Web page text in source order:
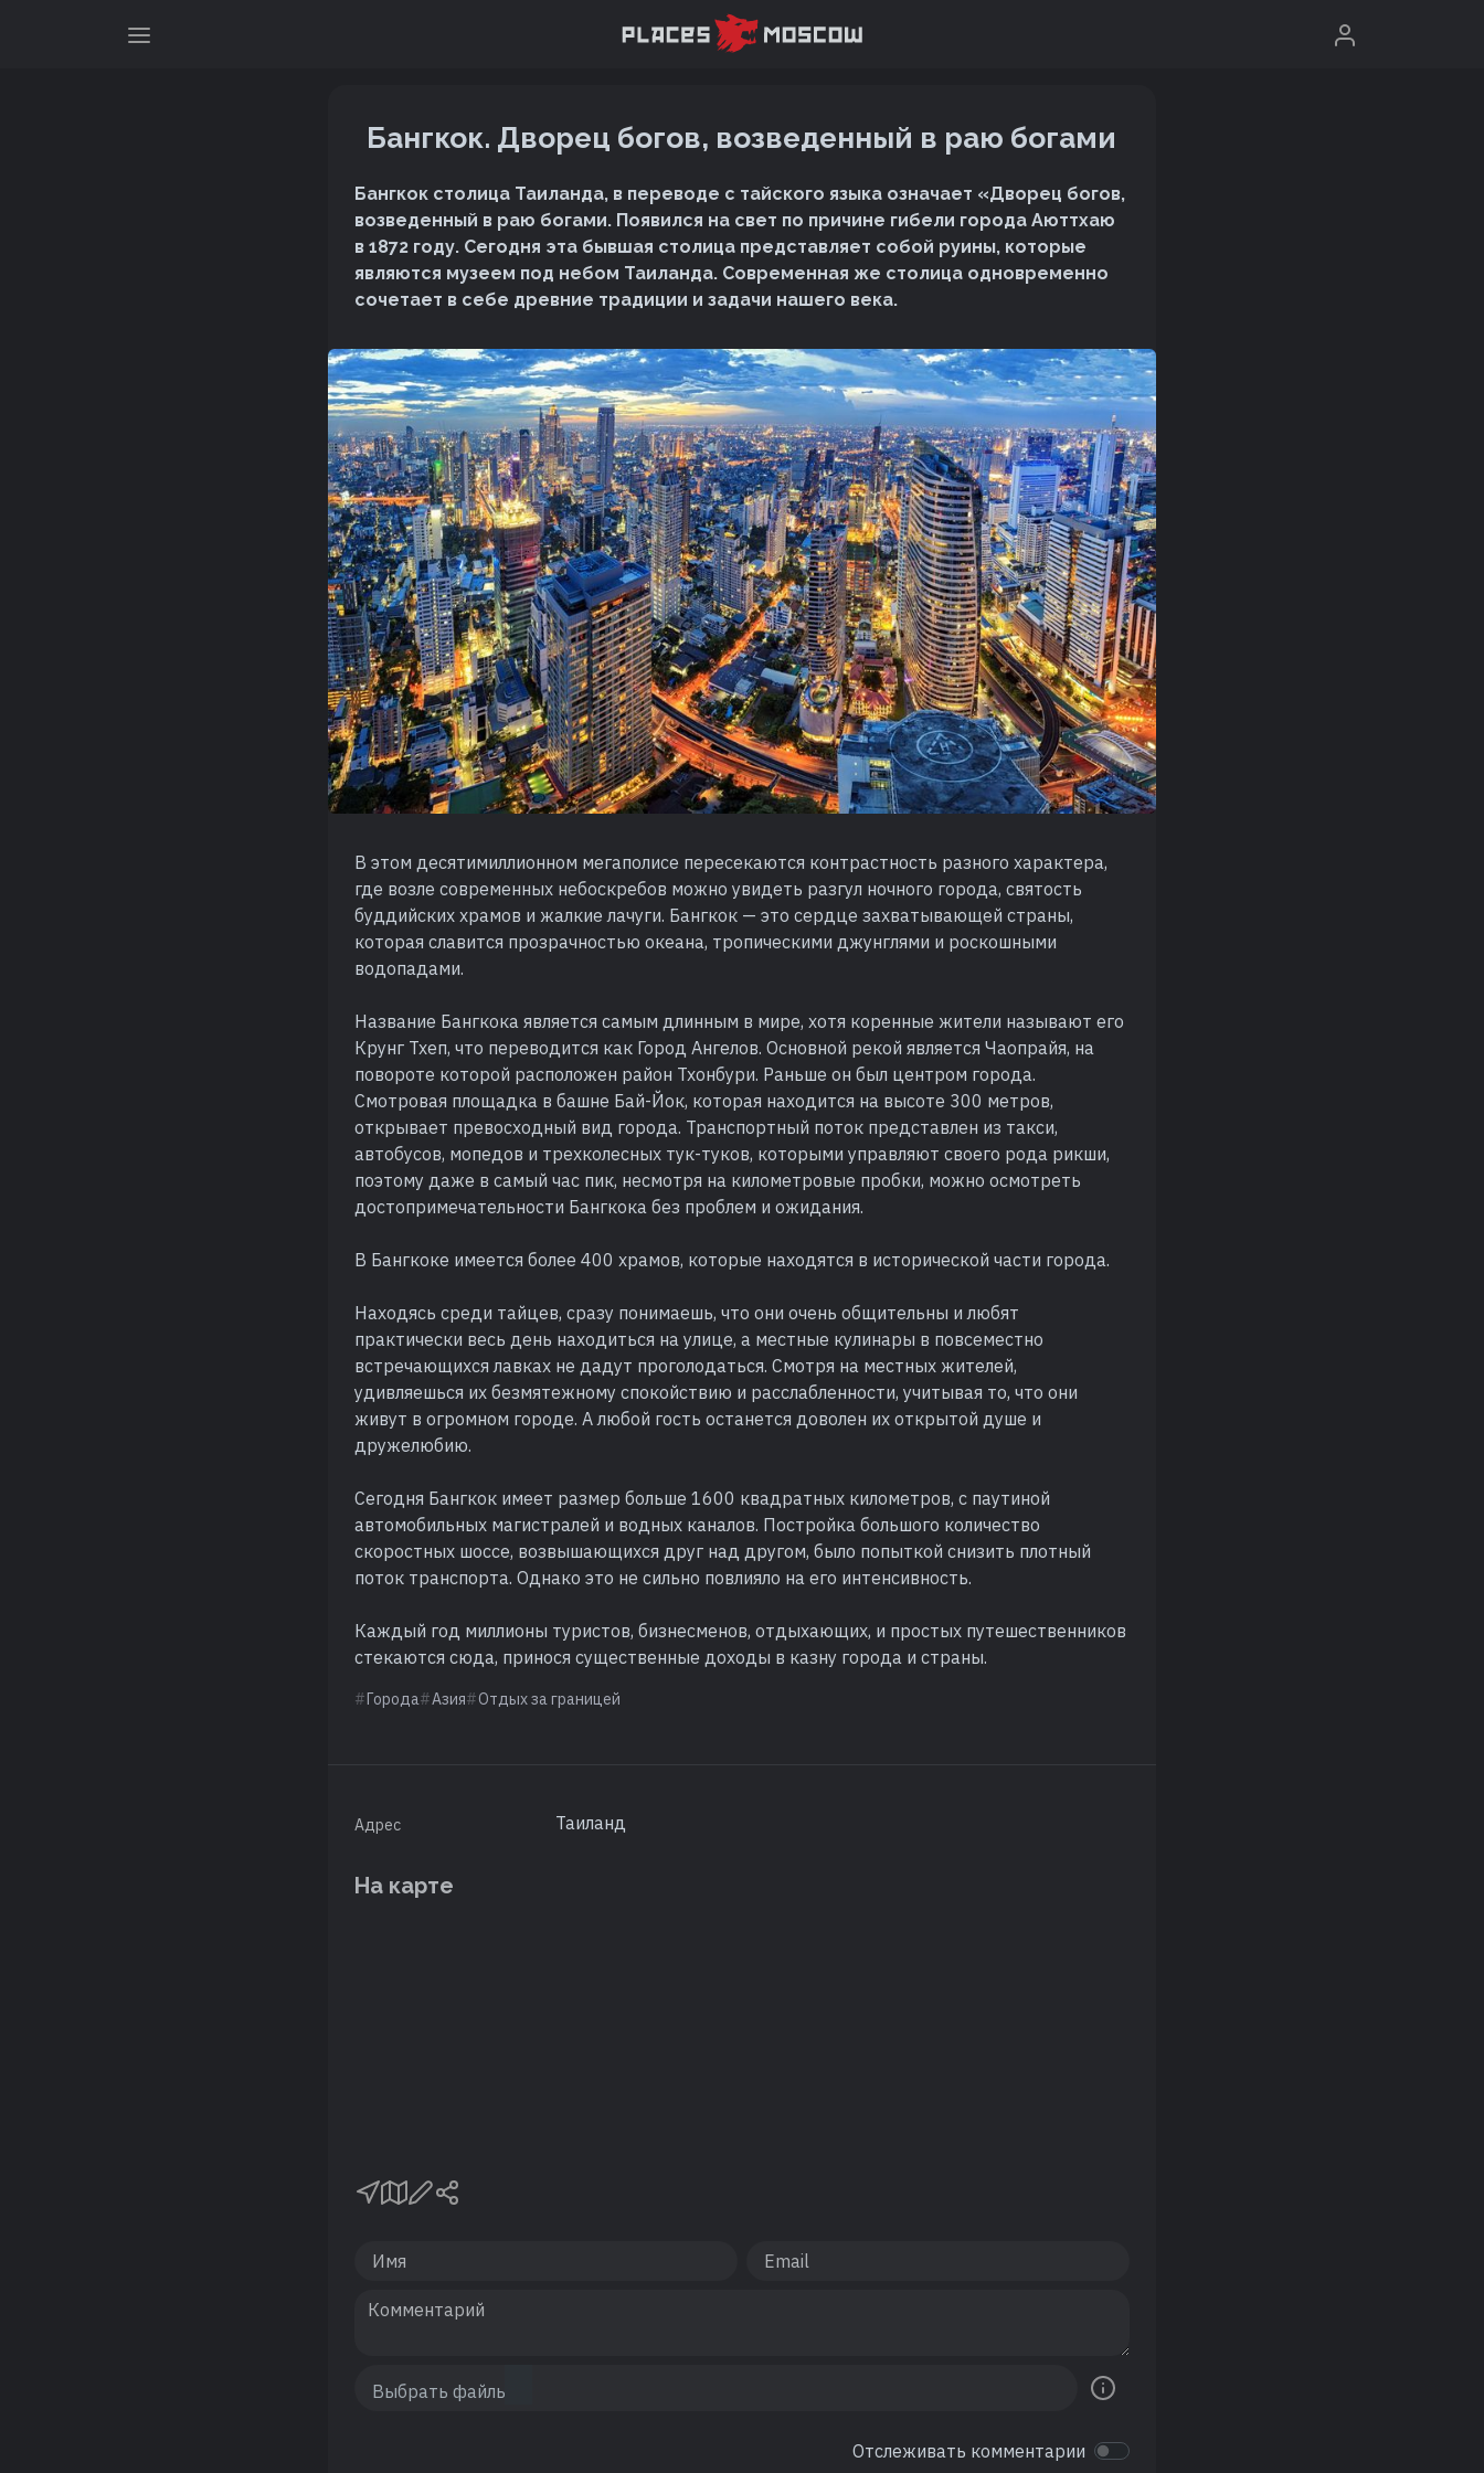
Бангкок. Дворец богов, возведенный в раю богами
Бангкок столица Таиланда, в переводе с тайского языка означает «Дворец богов,
возведенный в раю богами. Появился на свет по причине гибели города Аюттхаю
в 1872 году. Сегодня эта бывшая столица представляет собой руины, которые
являются музеем под небом Таиланда. Современная же столица одновременно
сочетает в себе древние традиции и задачи нашего века.
В этом десятимиллионном мегаполисе пересекаются контрастность разного характера,
где возле современных небоскребов можно увидеть разгул ночного города, святость
буддийских храмов и жалкие лачуги. Бангкок — это сердце захватывающей страны,
которая славится прозрачностью океана, тропическими джунглями и роскошными
водопадами.
Название Бангкока является самым длинным в мире, хотя коренные жители называют его
Крунг Тхеп, что переводится как Город Ангелов. Основной рекой является Чаопрайя, на
повороте которой расположен район Тхонбури. Раньше он был центром города.
Смотровая площадка в башне Бай-Йок, которая находится на высоте 300 метров,
открывает превосходный вид города. Транспортный поток представлен из такси,
автобусов, мопедов и трехколесных тук-туков, которыми управляют своего рода рикши,
поэтому даже в самый час пик, несмотря на километровые пробки, можно осмотреть
достопримечательности Бангкока без проблем и ожидания.
В Бангкоке имеется более 400 храмов, которые находятся в исторической части города.
Находясь среди тайцев, сразу понимаешь, что они очень общительны и любят
практически весь день находиться на улице, а местные кулинары в повсеместно
встречающихся лавках не дадут проголодаться. Смотря на местных жителей,
удивляешься их безмятежному спокойствию и расслабленности, учитывая то, что они
живут в огромном городе. А любой гость останется доволен их открытой душе и
дружелюбию.
Сегодня Бангкок имеет размер больше 1600 квадратных километров, с паутиной
автомобильных магистралей и водных каналов. Постройка большого количество
скоростных шоссе, возвышающихся друг над другом, было попыткой снизить плотный
поток транспорта. Однако это не сильно повлияло на его интенсивность.
Каждый год миллионы туристов, бизнесменов, отдыхающих, и простых путешественников
стекаются сюда, принося существенные доходы в казну города и страны.
Города Азия Отдых за границей
Адрес Таиланд
На карте
Отслеживать комментарии